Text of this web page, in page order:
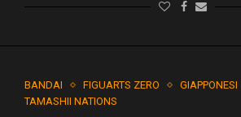
BANDAI FIGUARTS ZERO
GIAPPONESI
TAMASHII NATIONS